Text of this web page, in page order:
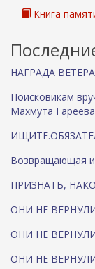
Книга
НАГРАДА
Поисковикам
Махмута Гареева
Возвращающая
ПРИЗНАТЬ,
ОНИ НЕ
ОНИ НЕ
ОНИ НЕ